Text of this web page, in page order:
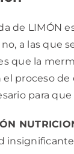
de LIMÓN
a las que
que la
el proceso
para que
insignificante